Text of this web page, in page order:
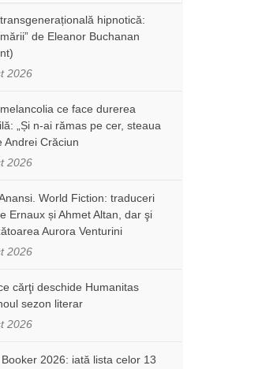
hipnotică:
mării” de Eleanor Buchanan
2026
ce face durerea
„Și n-ai rămas pe cer, steaua
Andrei Crăciun
2026
World Fiction: traduceri
Ernaux și Ahmet Altan, dar şi
Aurora Venturini
2026
cărţi deschide Humanitas
sezon literar
2026
2026: iată lista celor 13